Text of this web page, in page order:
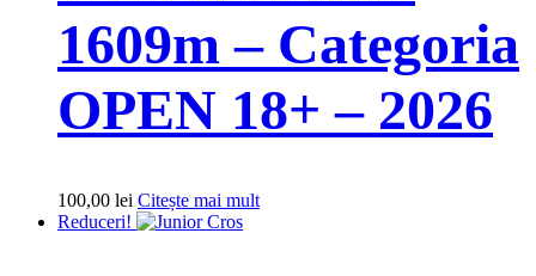
1609m – Categoria
OPEN 18+ – 2026
100,00 lei Citește mai mult
Reduceri!